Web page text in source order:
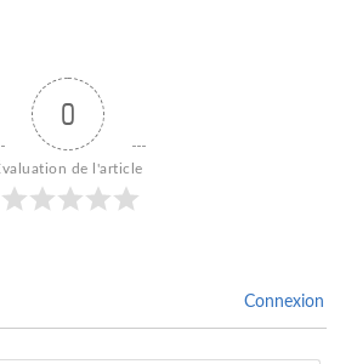
0
de l'article
Connexion